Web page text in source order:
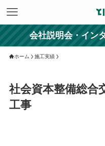
会社説明会・イン
ホーム 施工実績
社会資本整備総合
工事